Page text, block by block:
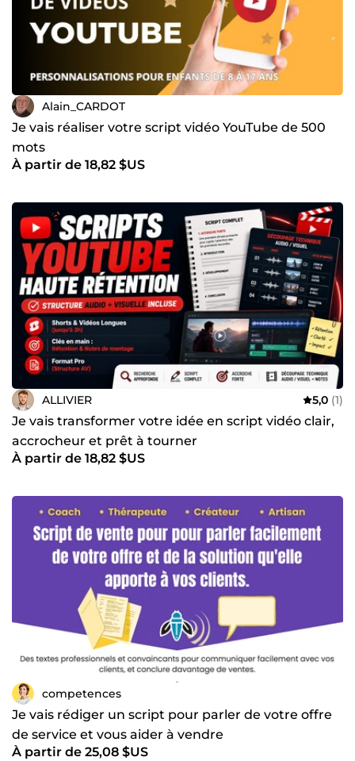
Alain_CARDOT
Je vais réaliser votre script vidéo YouTube de 500
mots
À partir de 18,82 $US
ALLIVIER 5,0 (1)
Je vais transformer votre idée en script vidéo clair,
accrocheur et prêt à tourner
À partir de 18,82 $US
competences
Je vais rédiger un script pour parler de votre offre
de service et vous aider à vendre
À partir de 25,08 $US